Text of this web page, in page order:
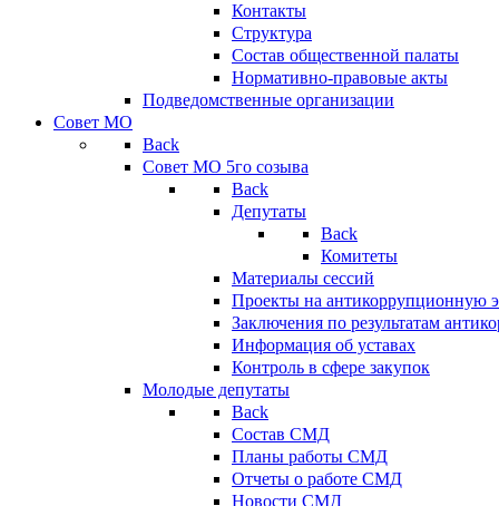
Контакты
Структура
Состав общественной палаты
Нормативно-правовые акты
Подведомственные организации
Совет МО
Back
Совет МО 5го созыва
Back
Депутаты
Back
Комитеты
Материалы сессий
Проекты на антикоррупционную
Заключения по результатам
Информация об уставах
Контроль в сфере закупок
Молодые депутаты
Back
Состав СМД
Планы работы СМД
Отчеты о работе СМД
Новости СМД